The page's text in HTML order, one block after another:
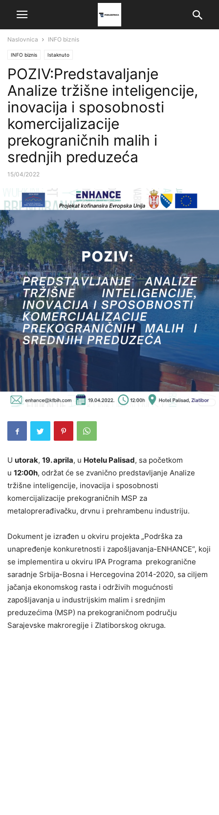
Naslovnica INFO biznis
INFO biznis Istaknuto
POZIV:Predstavaljanje
Analize tržišne inteligencije,
inovacija i sposobnosti
komercijalizacije
prekograničnih malih i
srednjih preduzeća
15/04/2022
U utorak, 19. aprila, u Hotelu Palisad, sa početkom
u 12:00h, održat će se zvanično predstavljanje Analize
tržišne inteligencije, inovacija i sposobnosti
komercijalizacije prekograničnih MSP za
metaloprerađivačku, drvnu i prehrambenu industriju.
Dokument je izrađen u okviru projekta „Podrška za
unapređenje konkuretnosti i zapošljavanja-ENHANCE“, koji
se implementira u okviru IPA Programa prekogranične
saradnje Srbija-Bosna i Hercegovina 2014-2020, sa ciljem
jačanja ekonomskog rasta i održivih mogućnosti
zapošljavanja u industrijskim malim i srednjim
preduzećima (MSP) na prekograničnom području
Sarajevske makroregije i Zlatiborskog okruga.